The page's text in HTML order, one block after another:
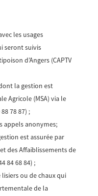
les usages
seront suivis
d’Angers (CAPTV
la gestion est
Agricole (MSA) via le
78 87) ;
appels anonymes;
est assurée par
des Affaiblissements de
84 68 84) ;
lisiers ou de chaux qui
de la